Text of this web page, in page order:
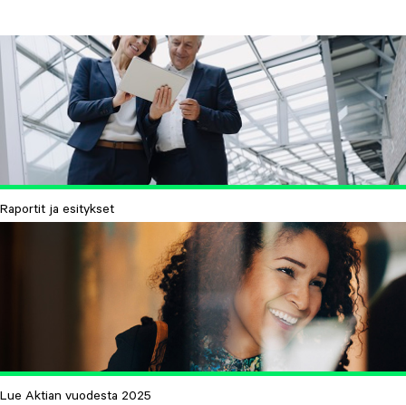
Raportit ja esitykset
Lue Aktian vuodesta 2025